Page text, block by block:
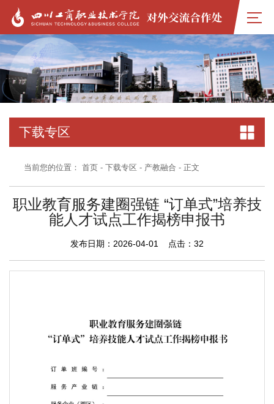
下载专区
当前您的位置： 首页 - 下载专区 - 产教融合 - 正文
职业教育服务建圈强链 “订单式”培养技
能人才试点工作揭榜申报书
发布日期：2026-04-01 点击： 32